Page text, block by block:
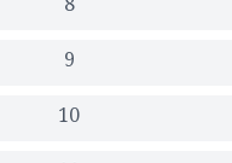
8
9
10